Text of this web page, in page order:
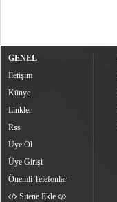
GENEL
İletişim
Künye
Linkler
Rss
Üye Ol
Üye Girişi
Önemli Telefonlar
Sitene Ekle